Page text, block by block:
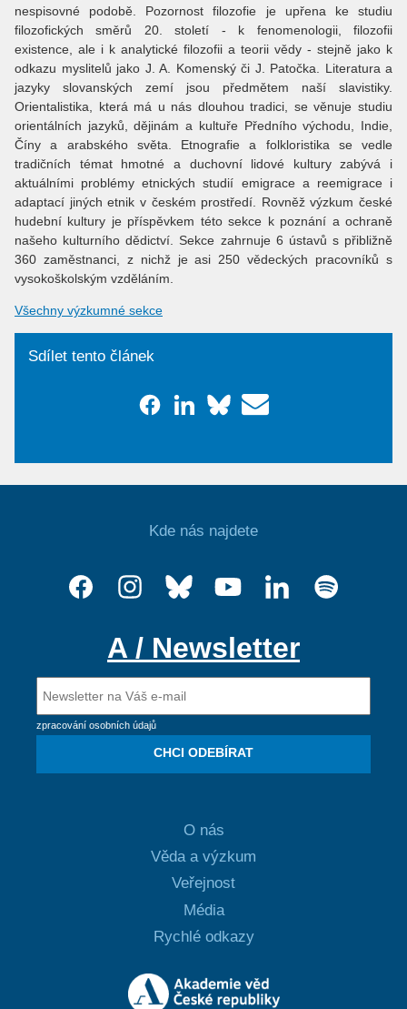
nespisovné podobě. Pozornost filozofie je upřena ke studiu
filozofických směrů 20. století - k fenomenologii, filozofii
existence, ale i k analytické filozofii a teorii vědy - stejně jako k
odkazu myslitelů jako J. A. Komenský či J. Patočka. Literatura a
jazyky slovanských zemí jsou předmětem naší slavistiky.
Orientalistika, která má u nás dlouhou tradici, se věnuje studiu
orientálních jazyků, dějinám a kultuře Předního východu, Indie,
Číny a arabského světa. Etnografie a folkloristika se vedle
tradičních témat hmotné a duchovní lidové kultury zabývá i
aktuálními problémy etnických studií emigrace a reemigrace i
adaptací jiných etnik v českém prostředí. Rovněž výzkum české
hudební kultury je příspěvkem této sekce k poznání a ochraně
našeho kulturního dědictví. Sekce zahrnuje 6 ústavů s přibližně
360 zaměstnanci, z nichž je asi 250 vědeckých pracovníků s
vysokoškolským vzděláním.
Všechny výzkumné sekce
Sdílet tento článek
Kde nás najdete
A / Newsletter
zpracování osobních údajů
CHCI ODEBÍRAT
O nás
Věda a výzkum
Veřejnost
Média
Rychlé odkazy